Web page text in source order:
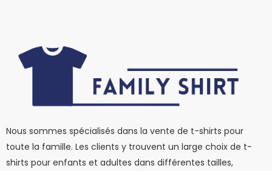
Nous sommes spécialisés dans la vente de t-shirts pour
toute la famille. Les clients y trouvent un large choix de t-
shirts pour enfants et adultes dans différentes tailles,